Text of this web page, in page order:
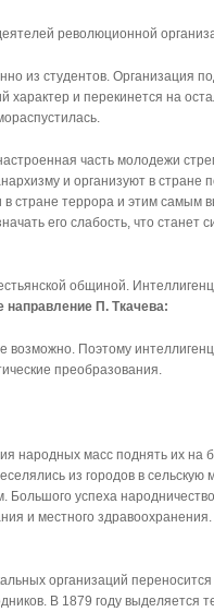
революционной
из студентов. Организация
и перекинется на
часть молодежи
и организуют в стране
стране террора и этим самым
его слабость, что станет
общиной.
направление П. Ткачева:
возможно. Поэтому
преобразования.
народных масс поднять их на
из городов в
Большого успеха
и местного
организаций
В 1879 году выделяется